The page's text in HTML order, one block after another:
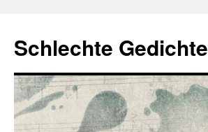
springen
Schlechte Gedichte